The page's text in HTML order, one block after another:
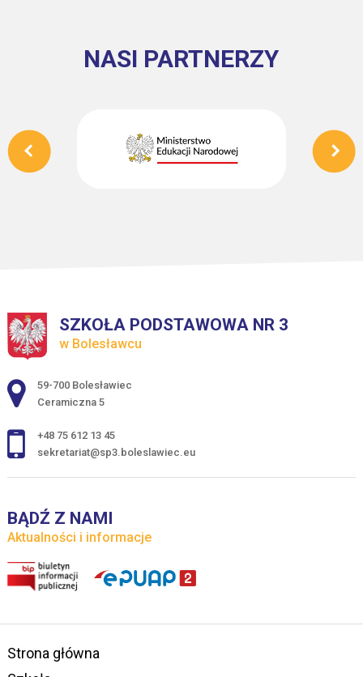
NASI PARTNERZY
SZKOŁA PODSTAWOWA NR 3
w Bolesławcu
Adres pocztowy:
59-700 Bolesławiec
Ceramiczna 5
+48 75 612 13 45
sekretariat@sp3.boleslawiec.eu
BĄDŹ Z NAMI
Aktualności i informacje
Strona główna